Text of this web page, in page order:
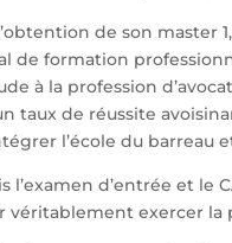
de son master
de formation
à la profession
taux de réussite
l’école du barreau
l’examen d’entrée et le
véritablement exercer la